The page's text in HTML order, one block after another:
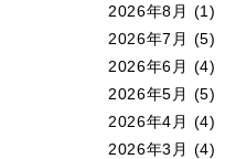
2026年8月 (1)
2026年7月 (5)
2026年6月 (4)
2026年5月 (5)
2026年4月 (4)
2026年3月 (4)